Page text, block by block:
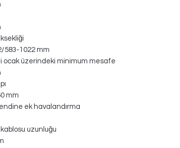
583-1022 mm
ocak üzerindeki minimum mesafe
mm
ek havalandırma
uzunluğu